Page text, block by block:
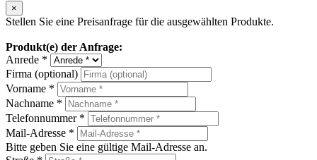
×
Stellen Sie eine Preisanfrage für die ausgewählten Produkte.
Produkt(e) der Anfrage:
Anrede *
Firma (optional)
Vorname *
Nachname *
Telefonnummer *
Mail-Adresse *
Bitte geben Sie eine gültige Mail-Adresse an.